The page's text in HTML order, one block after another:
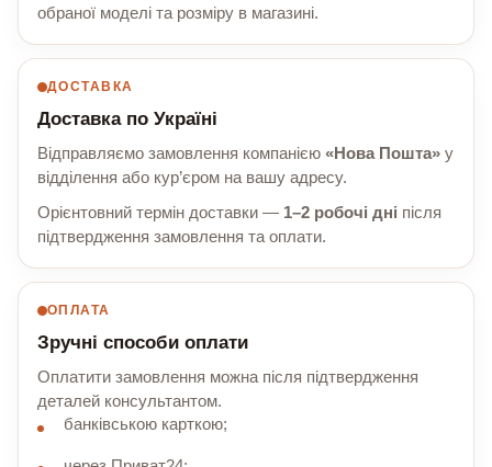
обраної моделі та розміру в магазині.
ДОСТАВКА
Доставка по Україні
Відправляємо замовлення компанією «Нова Пошта» у
відділення або кур’єром на вашу адресу.
Орієнтовний термін доставки — 1–2 робочі дні після
підтвердження замовлення та оплати.
ОПЛАТА
Зручні способи оплати
Оплатити замовлення можна після підтвердження
деталей консультантом.
банківською карткою;